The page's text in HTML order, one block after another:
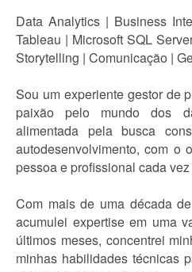
Data Analytics | Business
Tableau | Microsoft SQL
Storytelling | Comunicação |
Sou um experiente gestor de
paixão pelo mundo dos
alimentada pela busca
autodesenvolvimento, com o
pessoa e profissional cada
Com mais de uma década
acumulei expertise em uma
últimos meses, concentrei
minhas habilidades técnicas